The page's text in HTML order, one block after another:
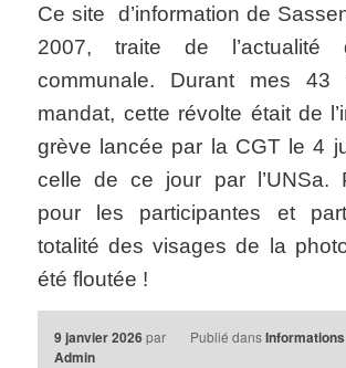
Ce site d’information de
2007, traite de l’actualité
communale. Durant mes 43
mandat, cette révolte était de
grève lancée par la CGT le 4
celle de ce jour par l’UNSa.
pour les participantes et
totalité des visages de la
été floutée !
9 janvier 2026par
Admin
Publié dans Informations